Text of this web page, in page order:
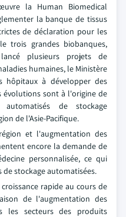
la Human Biomedical
la banque de tissus
de déclaration pour les
trois grandes biobanques,
plusieurs projets de
humaines, le Ministère
hôpitaux à développer des
évolutions sont à l'origine de
de stockage
de l'Asie-Pacifique.
et l'augmentation des
encore la demande de
personnalisée, ce qui
stockage automatisées.
rapide au cours de
de l'augmentation des
les secteurs des produits